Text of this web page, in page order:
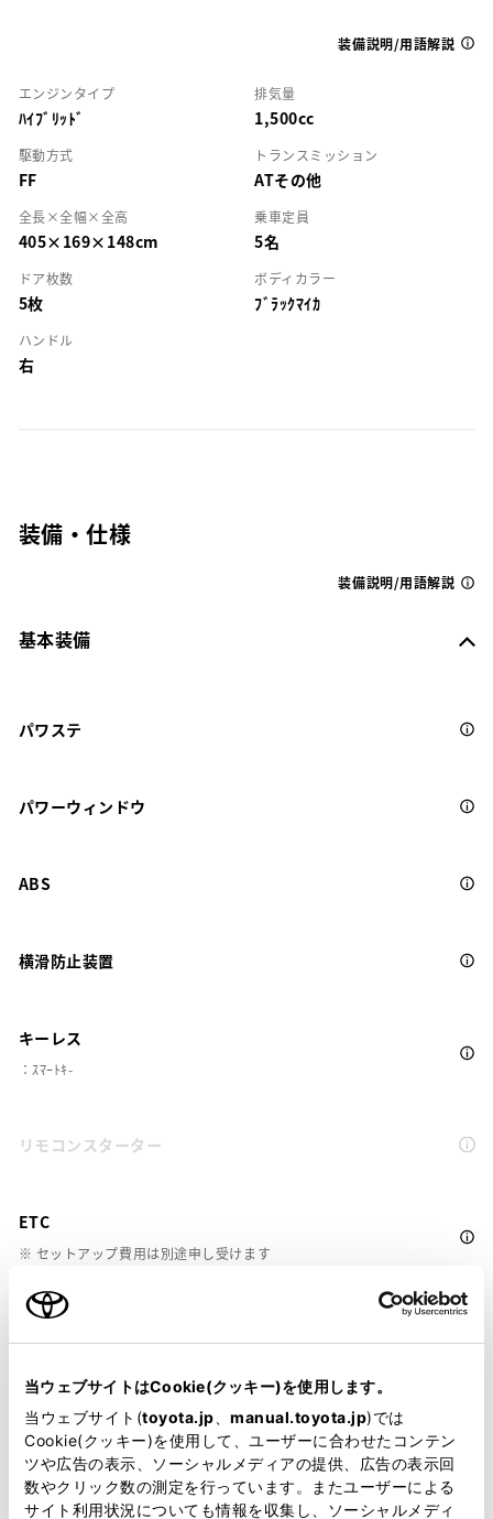
当ウェブサイトはCookie(クッキー)を使用します。
当ウェブサイト(toyota.jp manual.toyota.jp)では
Cookie(クッキー)を使用して、ユーザーに合わせたコンテン
ツや広告の表示、ソーシャルメディアの提供、広告の表示回
数やクリック数の測定を行っています。またユーザーによる
サイト利用状況についても情報を収集し、ソーシャルメディ
装備説明/用語解説
エンジンタイプ
ﾊｲﾌﾞﾘｯﾄﾞ
排気量
1,500cc
駆動方式
FF
トランスミッション
ATその他
全長×全幅×全高
405×169×148cm
乗車定員
5名
ドア枚数
5枚
ボディカラー
ﾌﾞﾗｯｸﾏｲｶ
ハンドル
右
装備・仕様
装備説明/用語解説
基本装備
パワステ
パワーウィンドウ
ABS
横滑防止装置
キーレス
：ｽﾏｰﾄｷ-
リモコンスターター
ETC
※ セットアップ費用は別途申し受けます
安全装置・運転サポート
サポカー